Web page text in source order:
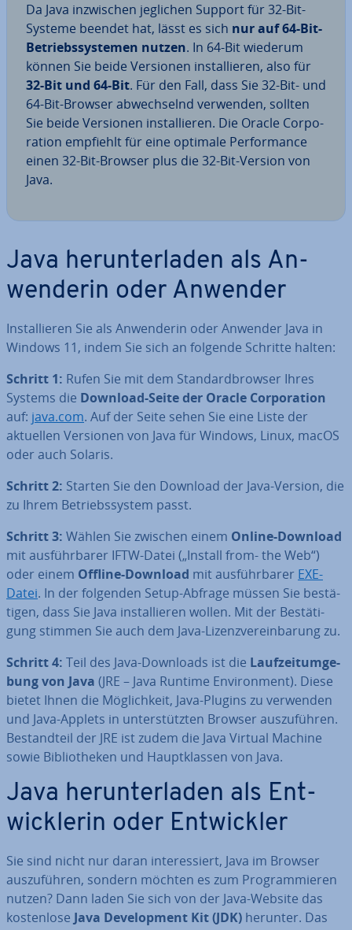
Da Java in­zwi­schen jeglichen Support für 32-Bit-
Systeme beendet hat, lässt es sich nur auf 64-Bit-
Be­triebs­sys­te­men nutzen. In 64-Bit wiederum
können Sie beide Versionen in­stal­lie­ren, also für
32-Bit und 64-Bit. Für den Fall, dass Sie 32-Bit- und
64-Bit-Browser ab­wech­selnd verwenden, sollten
Sie beide Versionen in­stal­lie­ren. Die Oracle Cor­po­
ra­ti­on empfiehlt für eine optimale Per­for­mance
einen 32-Bit-Browser plus die 32-Bit-Version von
Java.
Java her­un­ter­la­den als An­
wen­de­rin oder Anwender
In­stal­lie­ren Sie als An­wen­de­rin oder Anwender Java in
Windows 11, indem Sie sich an folgende Schritte halten:
Schritt 1: Rufen Sie mit dem Stan­dard­brow­ser Ihres
Systems die Download-Seite der Oracle Cor­po­ra­ti­on
auf: java.com. Auf der Seite sehen Sie eine Liste der
aktuellen Versionen von Java für Windows, Linux, macOS
oder auch Solaris.
Schritt 2: Starten Sie den Download der Java-Version, die
zu Ihrem Be­triebs­sys­tem passt.
Schritt 3: Wählen Sie zwischen einem Online-Download
mit aus­führ­ba­rer IFTW-Datei („Install from- the Web“)
oder einem Offline-Download mit aus­führ­ba­rer EXE-
Datei. In der folgenden Setup-Abfrage müssen Sie be­stä­
ti­gen, dass Sie Java in­stal­lie­ren wollen. Mit der Be­stä­ti­
gung stimmen Sie auch dem Java-Li­zenz­ver­ein­ba­rung zu.
Schritt 4: Teil des Java-Downloads ist die Lauf­zeit­um­ge­
bung von Java (JRE – Java Runtime En­vi­ron­ment). Diese
bietet Ihnen die Mög­lich­keit, Java-Plugins zu verwenden
und Java-Applets in un­ter­stütz­ten Browser aus­zu­füh­ren.
Be­stand­teil der JRE ist zudem die Java Virtual Machine
sowie Bi­blio­the­ken und Haupt­klas­sen von Java.
Java her­un­ter­la­den als Ent­
wick­le­rin oder Ent­wick­ler
Sie sind nicht nur daran in­ter­es­siert, Java im Browser
aus­zu­füh­ren, sondern möchten es zum Pro­gram­mie­ren
nutzen? Dann laden Sie sich von der Java-Website das
kos­ten­lo­se Java De­ve­lo­p­ment Kit (JDK) herunter. Das